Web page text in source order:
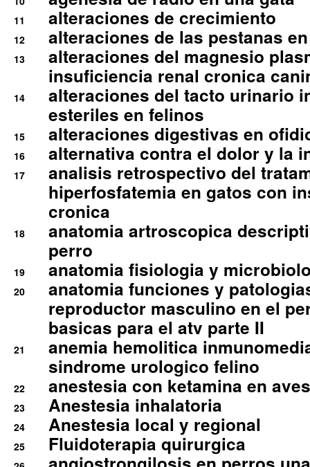
11 alteraciones de crecimiento
12 alteraciones de las pestanas
13
alteraciones del magnesio
insuficiencia renal cronica
14
alteraciones del tacto urinario
esteriles en felinos
15 alteraciones digestivas en
16 alternativa contra el dolor y la
17
analisis retrospectivo del
hiperfosfatemia en gatos con
cronica
18
anatomia artroscopica
perro
19 anatomia fisiologia y
20
anatomia funciones y
reproductor masculino en el
basicas para el atv parte II
21
anemia hemolitica
sindrome urologico felino
22 anestesia con ketamina en
23 Anestesia inhalatoria
24 Anestesia local y regional
25 Fluidoterapia quirurgica